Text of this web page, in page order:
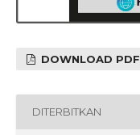
DOWNLOAD PDF
DITERBITKAN